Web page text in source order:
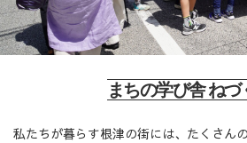
まちの学び舎 ねづ
私たちが暮らす根津の街には、たくさん